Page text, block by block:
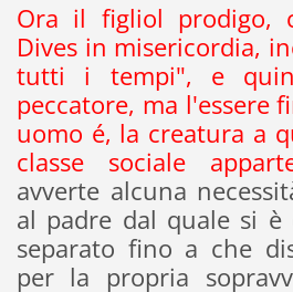
Ora il figliol prodigo,
Dives in misericordia,
tutti i tempi", e
peccatore, ma l'essere
uomo é, la creatura a
classe sociale
avverte alcuna
al padre dal quale si è
separato fino a che
per la propria